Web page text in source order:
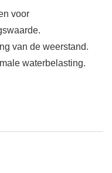
voor
van de weerstand.
waterbelasting.